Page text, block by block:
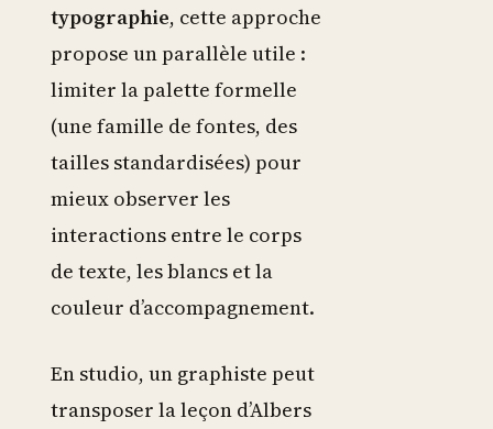
typographie, cette approche
propose un parallèle utile :
limiter la palette formelle
(une famille de fontes, des
tailles standardisées) pour
mieux observer les
interactions entre le corps
de texte, les blancs et la
couleur d’accompagnement.
En studio, un graphiste peut
transposer la leçon d’Albers